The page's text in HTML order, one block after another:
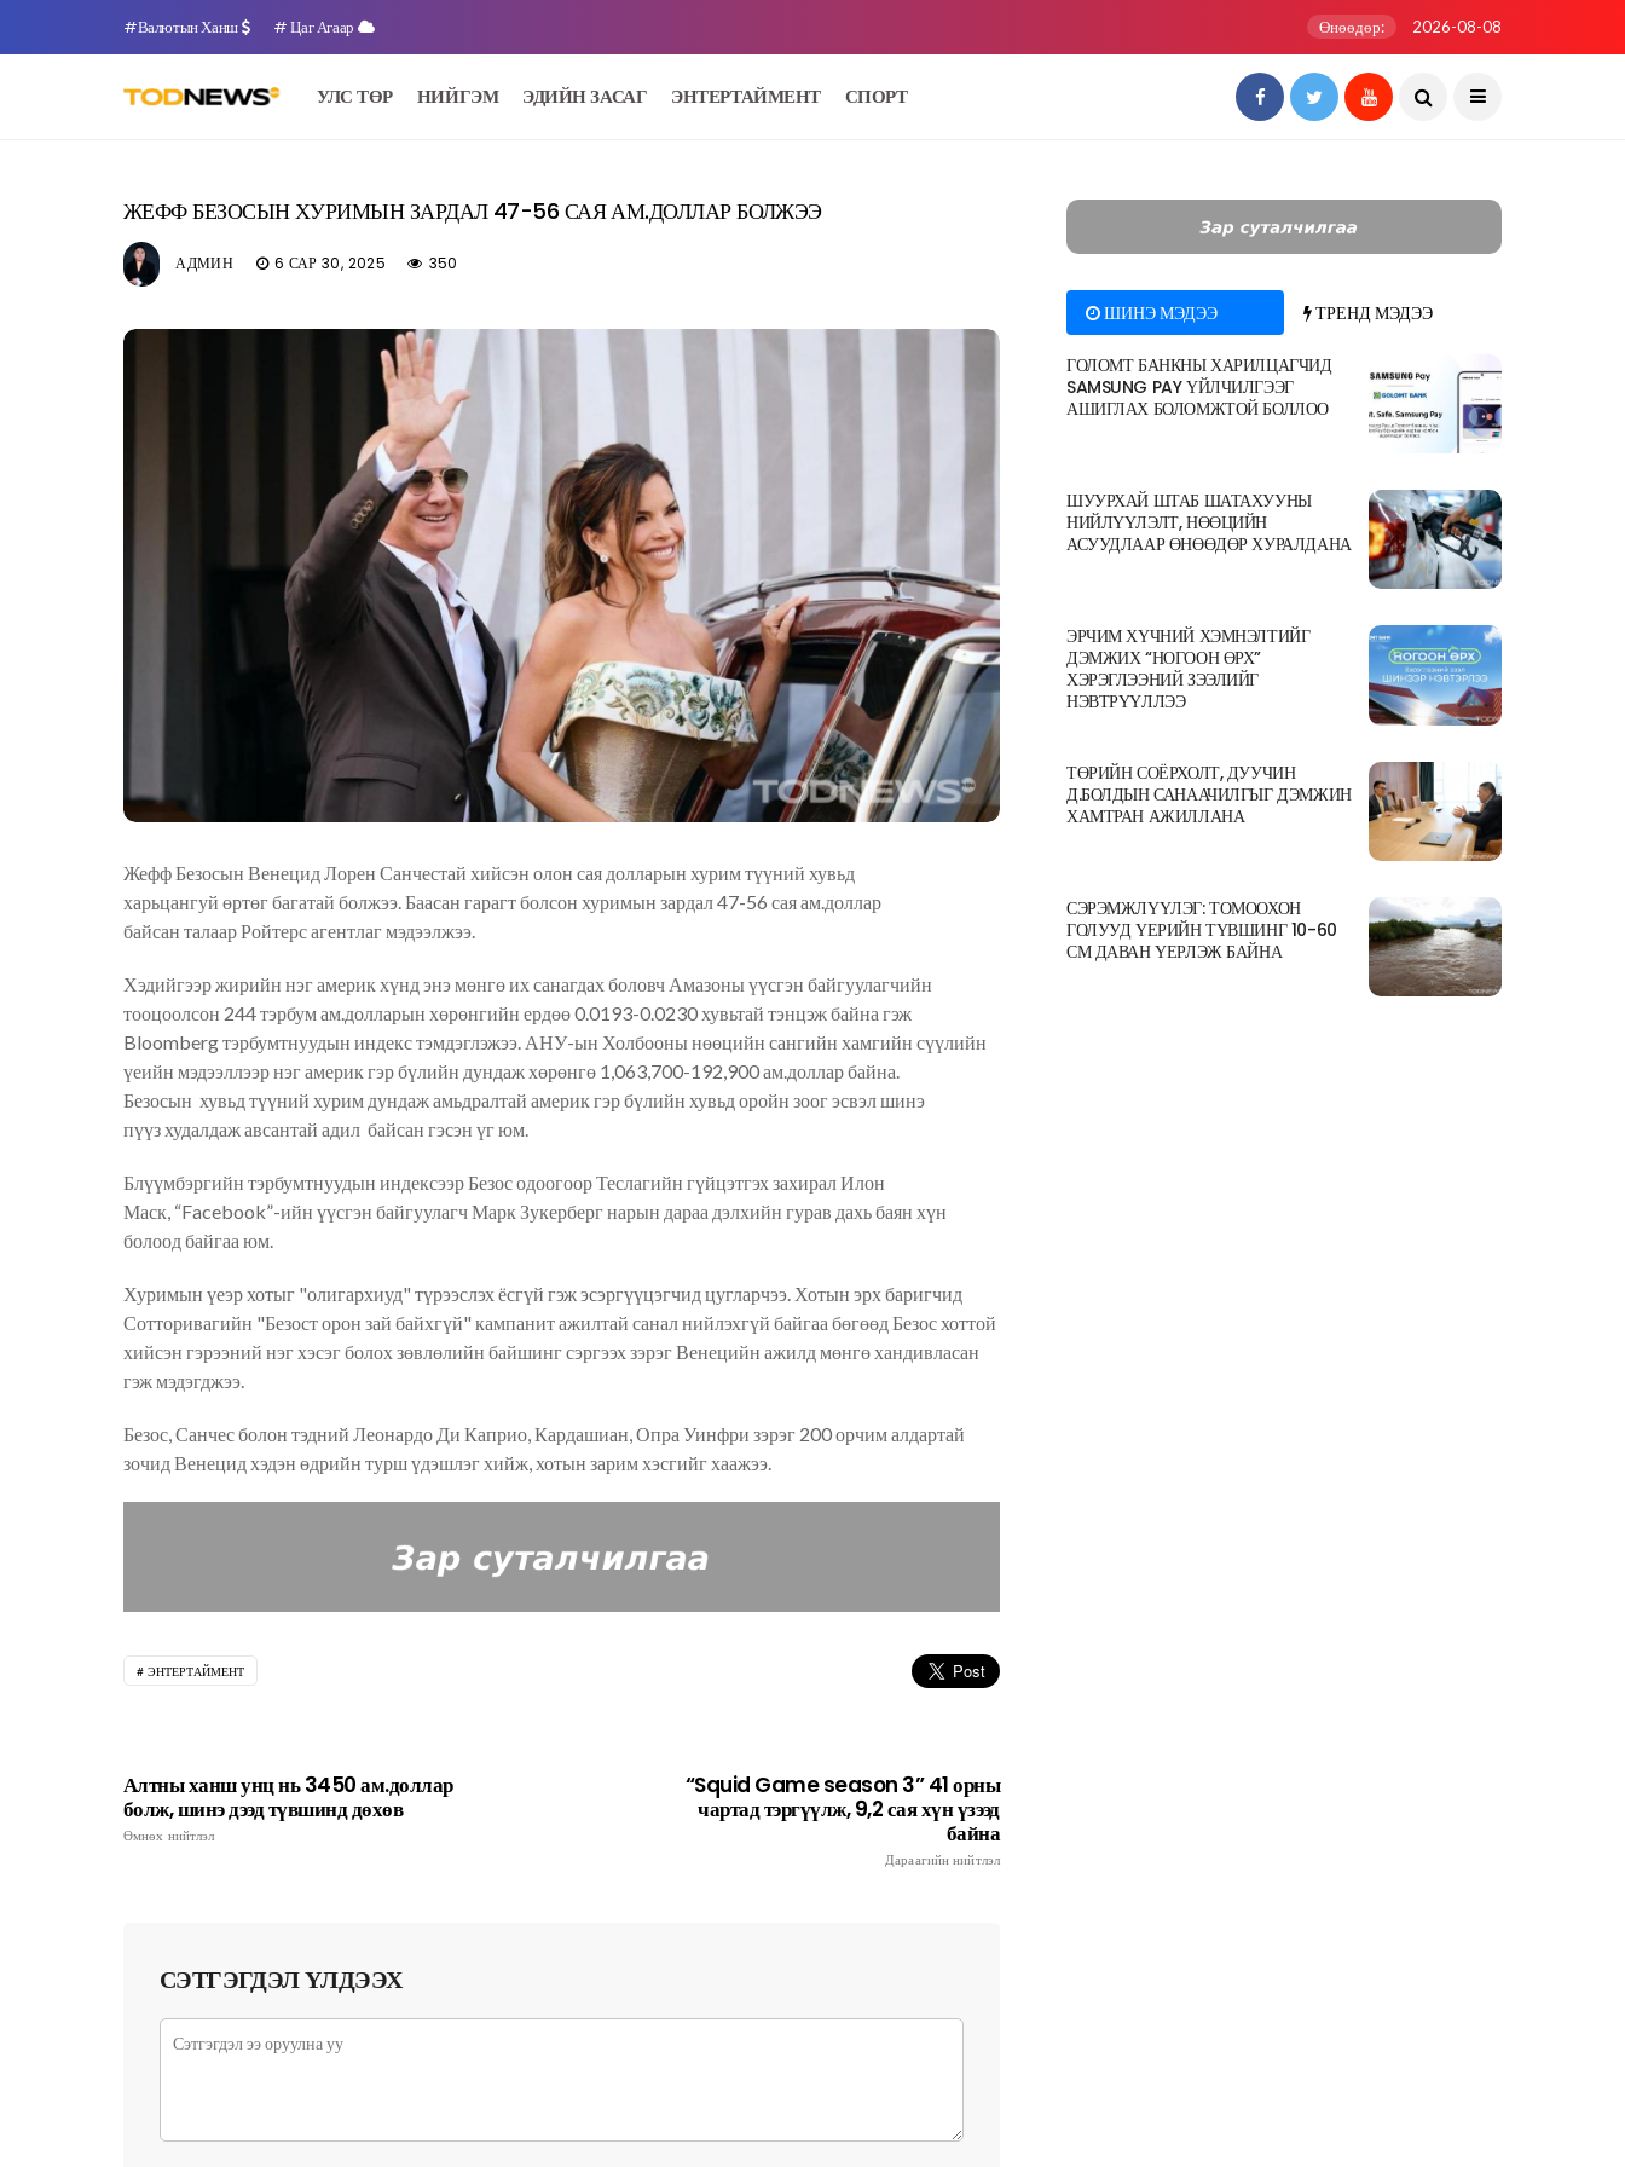
#Валютын Ханш # Цаг Агаар Өнөөдөр: 2026-08-08
УЛС ТӨР НИЙГЭМ ЭДИЙН ЗАСАГ ЭНТЕРТАЙМЕНТ СПОРТ
ЖЕФФ БЕЗОСЫН ХУРИМЫН ЗАРДАЛ 47-56 САЯ АМ.ДОЛЛАР БОЛЖЭЭ
АДМИН 6 САР 30, 2025 350
Жефф Безосын Венецид Лорен Санчестай хийсэн олон сая долларын хурим түүний хувьд
харьцангуй өртөг багатай болжээ. Баасан гарагт болсон хуримын зардал 47-56 сая ам.доллар
байсан талаарРойтерс агентлагмэдээлжээ.
Хэдийгээр жирийн нэг америк хүнд энэ мөнгө их санагдах боловч Амазоны үүсгэн байгуулагчийн
тооцоолсон 244 тэрбумам.долларын хөрөнгийн ердөө 0.0193-0.0230 хувьтай тэнцэж байна гэж
Bloomberg тэрбумтнуудын индекс тэмдэглэжээ. АНУ-ын Холбооны нөөцийн сангийн хамгийн сүүлийн
үеийн мэдээллээр нэг америк гэр бүлийн дундаж хөрөнгө 1,063,700-192,900ам.доллар байна.
Безосын хувьд түүний хурим дундаж амьдралтай америк гэр бүлийн хувьд оройн зоог эсвэл шинэ
пүүзхудалдаж авсантай адил байсан гэсэн үгюм.
Блүүмбэргийн тэрбумтнуудын индексээр Безос одоогоор Теслагийн гүйцэтгэх захирал Илон
Маск, “Facebook”-ийн үүсгэн байгуулагч Марк Зукерберг нарын дараа дэлхийн гурав дахь баян хүн
болоод байгаа юм.
Хуримын үеэр хотыг "олигархиуд" түрээслэх ёсгүй гэж эсэргүүцэгчид цугларчээ. Хотын эрх баригчид
Сотторивагийн "Безост орон зай байхгүй" кампанит ажилтай санал нийлэхгүй байгаа бөгөөд Безос хоттой
хийсэн гэрээний нэг хэсэг болох зөвлөлийн байшинг сэргээх зэрэг Венецийн ажилд мөнгө хандивласан
гэж мэдэгджээ.
Безос, Санчес болон тэдний Леонардо Ди Каприо, Кардашиан, Опра Уинфри зэрэг 200 орчим алдартай
зочид Венецид хэдэн өдрийн турш үдэшлэг хийж, хотын зарим хэсгийг хаажээ.
ЭНТЕРТАЙМЕНТ
Алтны ханш унц нь 3450 ам.доллар
болж, шинэ дээд түвшинд дөхөв
Өмнөх нийтлэл
“Squid Game season 3” 41 орны
чартад тэргүүлж, 9,2 сая хүн үзээд
байна
Дараагийн нийтлэл
СЭТГЭГДЭЛ ҮЛДЭЭХ
ШИНЭ МЭДЭЭ ТРЕНД МЭДЭЭ
ГОЛОМТ БАНКНЫ ХАРИЛЦАГЧИД
SAMSUNG PAY ҮЙЛЧИЛГЭЭГ
АШИГЛАХ БОЛОМЖТОЙ БОЛЛОО
ШУУРХАЙ ШТАБ ШАТАХУУНЫ
НИЙЛҮҮЛЭЛТ, НӨӨЦИЙН
АСУУДЛААР ӨНӨӨДӨР ХУРАЛДАНА
ЭРЧИМ ХҮЧНИЙ ХЭМНЭЛТИЙГ
ДЭМЖИХ “НОГООН ӨРХ”
ХЭРЭГЛЭЭНИЙ ЗЭЭЛИЙГ
НЭВТРҮҮЛЛЭЭ
ТӨРИЙН СОЁРХОЛТ, ДУУЧИН
Д.БОЛДЫН САНААЧИЛГЫГ ДЭМЖИН
ХАМТРАН АЖИЛЛАНА
СЭРЭМЖЛҮҮЛЭГ: ТОМООХОН
ГОЛУУД ҮЕРИЙН ТҮВШИНГ 10-60
СМ ДАВАН ҮЕРЛЭЖ БАЙНА